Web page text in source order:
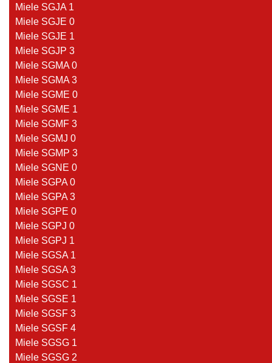
Miele SGJA 1
Miele SGJE 0
Miele SGJE 1
Miele SGJP 3
Miele SGMA 0
Miele SGMA 3
Miele SGME 0
Miele SGME 1
Miele SGMF 3
Miele SGMJ 0
Miele SGMP 3
Miele SGNE 0
Miele SGPA 0
Miele SGPA 3
Miele SGPE 0
Miele SGPJ 0
Miele SGPJ 1
Miele SGSA 1
Miele SGSA 3
Miele SGSC 1
Miele SGSE 1
Miele SGSF 3
Miele SGSF 4
Miele SGSG 1
Miele SGSG 2